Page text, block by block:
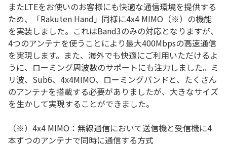
またLTEをお使いのお客様にも快適な通信環境を提供する
ため、「Rakuten Hand」同様に4x4 MIMO（※）の機能
を実装しました。これはBand3のみの対応となりますが、
4つのアンテナを使うことにより最大400Mbpsの高速通信
を実現します。また、海外でも快適にご利用いただけるよ
うに、ローミング周波数のサポートにも注力しました。ミ
リ波、Sub6、4x4MIMO、ローミングバンドと、たくさん
のアンテナを搭載する必要がありましたが、大きなサイズ
を生かして実現することができました。
（※）4x4 MIMO：無線通信において送信機と受信機に4
本ずつのアンテナで同時に通信する方式